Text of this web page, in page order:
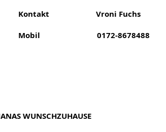
Kontakt Vroni Fuchs
Mobil 0172-8678488
WUNSCHZUHAUSE